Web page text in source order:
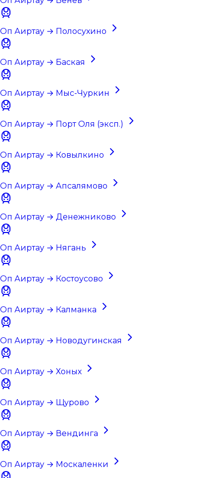
Оп Аиртау → Полосухино
Оп Аиртау → Баская
Оп Аиртау → Мыс-Чуркин
Оп Аиртау → Порт Оля (эксп.)
Оп Аиртау → Ковылкино
Оп Аиртау → Апсалямово
Оп Аиртау → Денежниково
Оп Аиртау → Нягань
Оп Аиртау → Костоусово
Оп Аиртау → Калманка
Оп Аиртау → Новодугинская
Оп Аиртау → Хоных
Оп Аиртау → Щурово
Оп Аиртау → Вендинга
Оп Аиртау → Москаленки